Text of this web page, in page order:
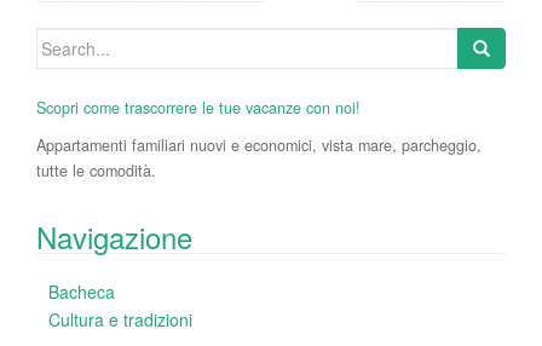
Search
Scopri come trascorrere le tue vacanze con noi!
Appartamenti familiari nuovi e economici, vista mare, parcheggio,
tutte le comodità.
Navigazione
Bacheca
Cultura e tradizioni